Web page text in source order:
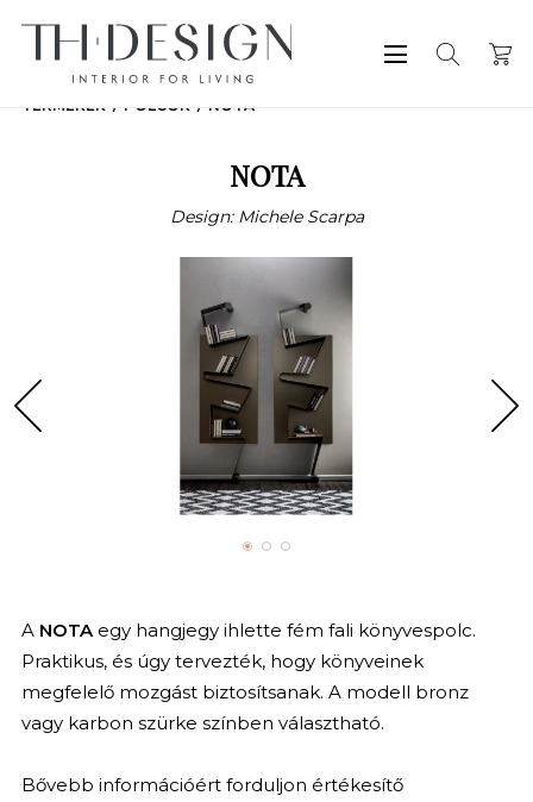
TERMÉKEK POLCOK NOTA
NOTA
Design: Michele Scarpa
A NOTAegy hangjegy ihlette fém fali könyvespolc.
Praktikus, és úgy tervezték, hogy könyveinek
megfelelő mozgást biztosítsanak. A modell bronz
vagy karbon szürke színben választható.
Bővebb információért forduljon értékesítő